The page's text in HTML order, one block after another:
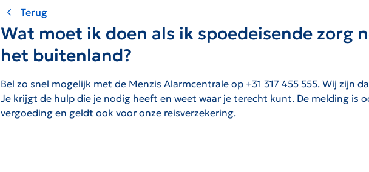
Terug
Wat moet ik doen als ik spoedeisende zorg
het buitenland?
Bel zo snel mogelijk met de Menzis Alarmcentrale op +31 317 455 555. Wij zijn
Je krijgt de hulp die je nodig heeft en weet waar je terecht kunt. De melding is
vergoeding en geldt ook voor onze reisverzekering.